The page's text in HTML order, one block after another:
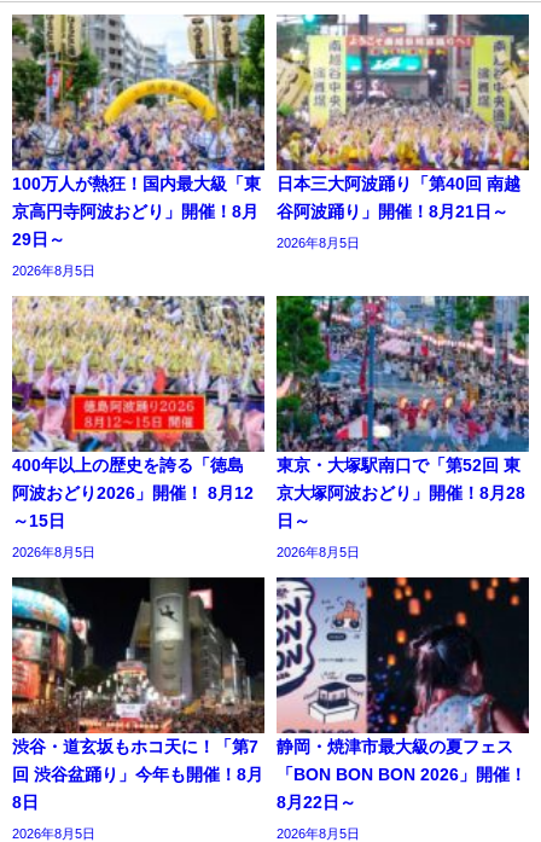
100万人が熱狂！国内最大級「東
京高円寺阿波おどり」開催！8月
29日～
2026年8月5日
日本三大阿波踊り「第40回 南越
谷阿波踊り」開催！8月21日～
2026年8月5日
400年以上の歴史を誇る「徳島
阿波おどり2026」開催！ 8月12
～15日
2026年8月5日
東京・大塚駅南口で「第52回 東
京大塚阿波おどり」開催！8月28
日～
2026年8月5日
渋谷・道玄坂もホコ天に！「第7
回 渋谷盆踊り」今年も開催！8月
8日
2026年8月5日
静岡・焼津市最大級の夏フェス
「BON BON BON 2026」開催！
8月22日～
2026年8月5日